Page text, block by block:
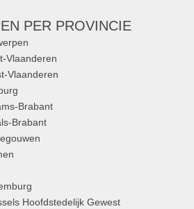
PER PROVINCIE
Vlaanderen
Vlaanderen
Brabant
Brabant
Hoofdstedelijk Gewest